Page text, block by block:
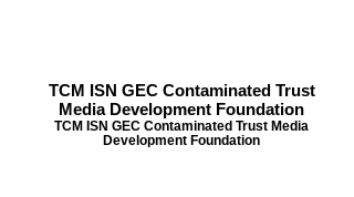
TCM ISN GEC Contaminated Trust
Media Development Foundation
TCM ISN GEC Contaminated Trust Media
Development Foundation